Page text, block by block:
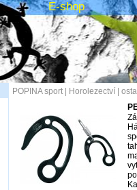
E-shop
POPINA sport| Horolezectví